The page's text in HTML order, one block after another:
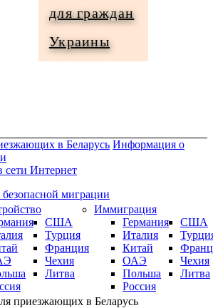
для граждан
Украины
в Беларусь Информация о
сети Интернет
миграции
США
Турция
Франция
Чехия
Литва
Иммиграция
Германия
Италия
Китай
ОАЭ
Польша
Россия
США
Чехия
Литва
приезжающих в Беларусь